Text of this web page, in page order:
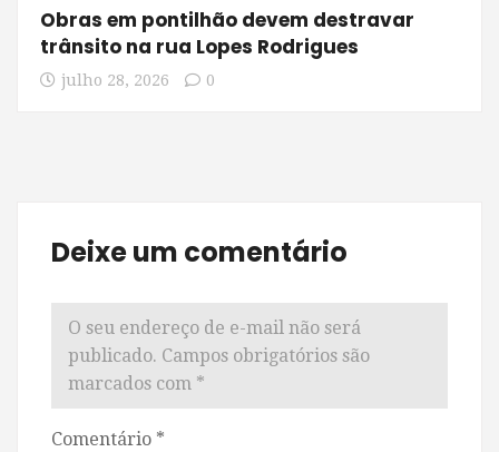
Obras em pontilhão devem destravar
trânsito na rua Lopes Rodrigues
julho 28, 2026 0
Deixe um comentário
O seu endereço de e-mail não será
publicado. Campos obrigatórios são
marcados com *
Comentário *